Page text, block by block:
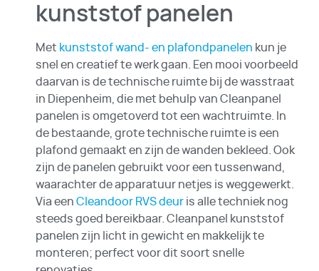
kunststof panelen
Met kunststof wand- en plafondpanelen kun je
snel en creatief te werk gaan. Een mooi voorbeeld
daarvan is de technische ruimte bij de wasstraat
in Diepenheim, die met behulp van Cleanpanel
panelen is omgetoverd tot een wachtruimte. In
de bestaande, grote technische ruimte is een
plafond gemaakt en zijn de wanden bekleed. Ook
zijn de panelen gebruikt voor een tussenwand,
waarachter de apparatuur netjes is weggewerkt.
Via een Cleandoor RVS deur is alle techniek nog
steeds goed bereikbaar. Cleanpanel kunststof
panelen zijn licht in gewicht en makkelijk te
monteren; perfect voor dit soort snelle